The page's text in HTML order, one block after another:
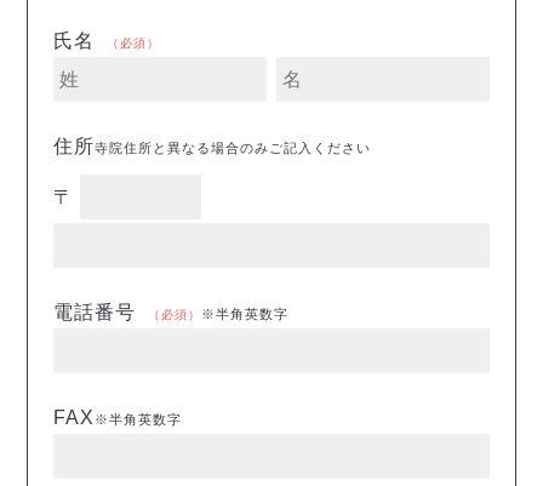
氏名 （必須）
住所寺院住所と異なる場合のみご記入ください
〒
電話番号 （必須） ※半角英数字
FAX ※半角英数字